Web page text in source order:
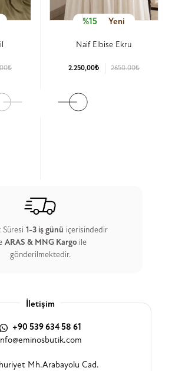
%15 Yeni
Naif Elbise Ekru
2.250,00₺ 2650.00₺
Süresi 1-3 iş günü içerisindedir
ARAS & MNG Kargo ile
gönderilmektedir.
İletişim
+90 539 634 58 61
Mh.Arabayolu Cad.